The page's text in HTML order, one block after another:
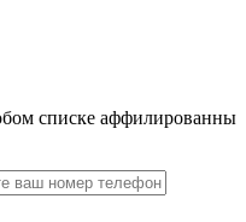
списке аффилированны